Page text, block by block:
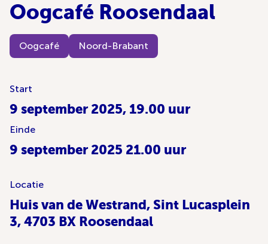
Oogcafé Roosendaal
Oogcafé Noord-Brabant
Start
9 september 2025, 19.00 uur
Einde
9 september 2025 21.00 uur
Locatie
Huis van de Westrand, Sint Lucasplein
3, 4703 BX Roosendaal